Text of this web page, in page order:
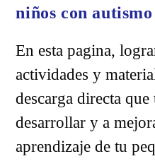
niños con
En esta pagina,
actividades y
descarga directa que
desarrollar y a
aprendizaje de tu